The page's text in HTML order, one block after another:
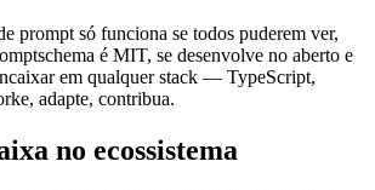
prompt só funciona se todos puderem ver,
é MIT, se desenvolve no aberto e
em qualquer stack — TypeScript,
adapte, contribua.
no ecossistema